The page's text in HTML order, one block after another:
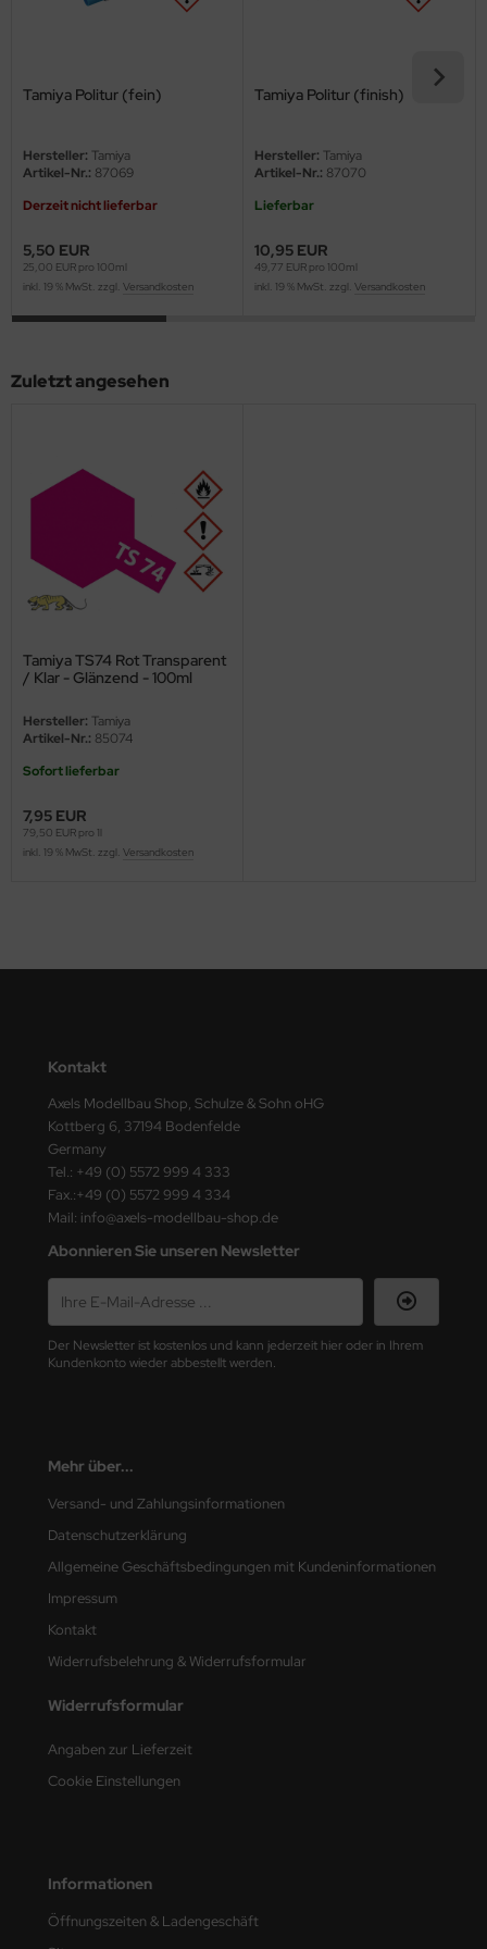
Tamiya Politur (fein)
Hersteller: Tamiya
Artikel-Nr.: 87069
Derzeit nicht lieferbar
5,50 EUR
25,00 EUR pro 100ml
inkl. 19 % MwSt. zzgl. Versandkosten
Tamiya Politur (finish)
Hersteller: Tamiya
Artikel-Nr.: 87070
Lieferbar
10,95 EUR
49,77 EUR pro 100ml
inkl. 19 % MwSt. zzgl. Versandkosten
Zuletzt angesehen
Tamiya TS74 Rot Transparent
/ Klar - Glänzend - 100ml
Hersteller: Tamiya
Artikel-Nr.: 85074
Sofort lieferbar
7,95 EUR
79,50 EUR pro 1l
inkl. 19 % MwSt. zzgl. Versandkosten
Kontakt
Axels Modellbau Shop, Schulze & Sohn oHG
Kottberg 6, 37194 Bodenfelde
Germany
Tel.: +49 (0) 5572 999 4 333
Fax.:+49 (0) 5572 999 4 334
Mail: info@axels-modellbau-shop.de
Abonnieren Sie unseren Newsletter
Der Newsletter ist kostenlos und kann jederzeit hier oder in Ihrem
Kundenkonto wieder abbestellt werden.
Mehr über...
Versand- und Zahlungsinformationen
Datenschutzerklärung
Allgemeine Geschäftsbedingungen mit Kundeninformationen
Impressum
Kontakt
Widerrufsbelehrung & Widerrufsformular
Widerrufsformular
Angaben zur Lieferzeit
Cookie Einstellungen
Informationen
Öffnungszeiten & Ladengeschäft
Collections
Hawk Model
Box LTD
Model
Hobby
Hobby / Gunze Sangyo
Hobby
Hobbies
Nunu
Lights
Model
Model
Kits
Hobby